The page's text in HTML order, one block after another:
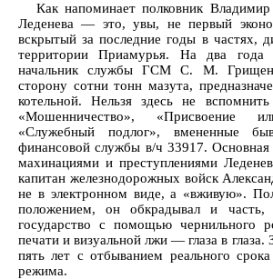
Как напоминает полковник
Леденева — это, увы, не первый
вскрытый за последние годы в частях,
территории Приамурья. На два года
начальник службы ГСМ С. М.
сторону сотни тонн мазута,
котельной. Нельзя здесь не
«Мошенничество», «Присвоение
«Служебный подлог», вмененные
финансовой службы в/ч 33917. Основная
махинациями и преступлениями
капитан железнодорожных войск
не в электронном виде, а «вживую».
положением, он обкрадывал и
государство с помощью чернильного
печати и визуальной лжи — глаза в глаза.
пять лет с отбыванием реального
режима.